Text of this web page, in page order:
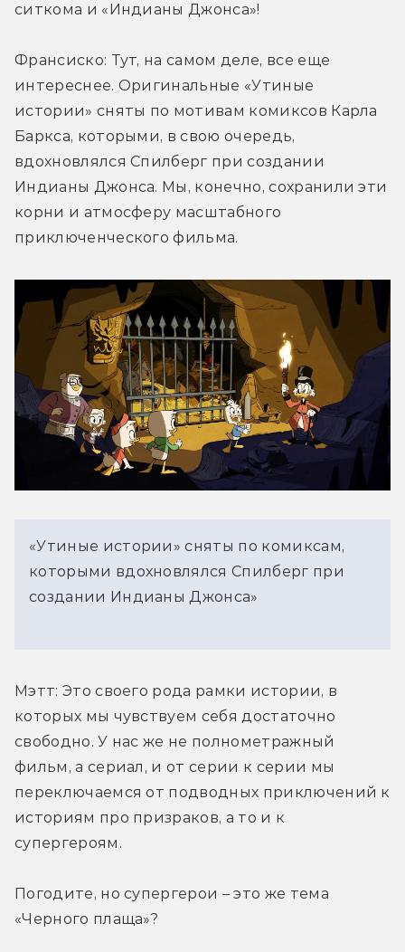
ситкома и «Индианы Джонса»!
Франсиско: Тут, на самом деле, все еще
интереснее. Оригинальные «Утиные
истории» сняты по мотивам комиксов Карла
Баркса, которыми, в свою очередь,
вдохновлялся Спилберг при создании
Индианы Джонса. Мы, конечно, сохранили эти
корни и атмосферу масштабного
приключенческого фильма.
«Утиные истории» сняты по комиксам,
которыми вдохновлялся Спилберг при
создании Индианы Джонса»
Мэтт: Это своего рода рамки истории, в
которых мы чувствуем себя достаточно
свободно. У нас же не полнометражный
фильм, а сериал, и от серии к серии мы
переключаемся от подводных приключений к
историям про призраков, а то и к
супергероям.
Погодите, но супергерои – это же тема
«Черного плаща»?